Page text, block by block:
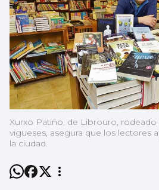
Xurxo Patiño, de Librouro,
vigueses, asegura que los lectores
la ciudad.